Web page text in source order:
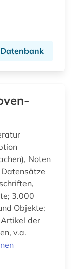
information und dokumentation (1)
Noten
3.000
Objekte;
der
v.a.